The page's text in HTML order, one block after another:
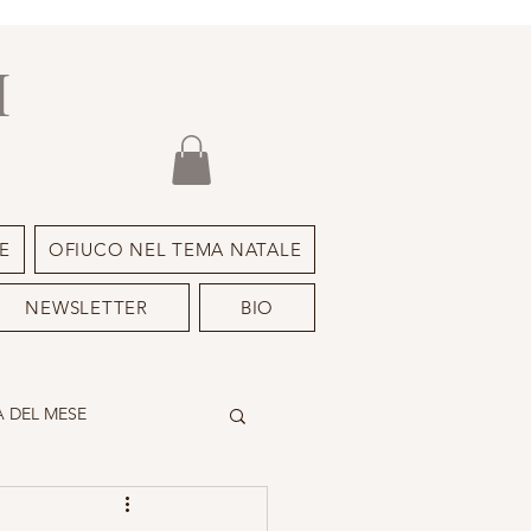
OFIUCO NEL TEMA NATALE
NEWSLETTER BIO
DEL MESE
DEIMON ISPIRATORE